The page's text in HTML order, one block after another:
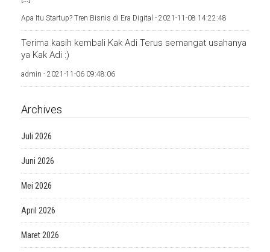
Apa Itu Startup? Tren Bisnis di Era Digital - 2021-11-08 14:22:48
Terima kasih kembali Kak Adi Terus semangat usahanya
ya Kak Adi :)
admin - 2021-11-06 09:48:06
Archives
Juli 2026
Juni 2026
Mei 2026
April 2026
Maret 2026